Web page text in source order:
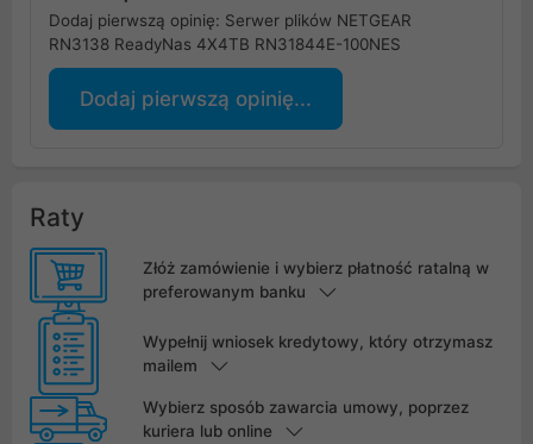
Dodaj pierwszą opinię: Serwer plików NETGEAR
RN3138 ReadyNas 4X4TB RN31844E-100NES
Dodaj pierwszą opinię...
Raty
Złóż zamówienie i wybierz płatność ratalną w
preferowanym banku
Wypełnij wniosek kredytowy, który otrzymasz
mailem
Wybierz sposób zawarcia umowy, poprzez
kuriera lub online